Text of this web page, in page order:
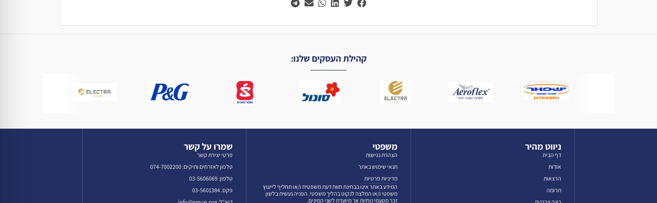
קהילת העסקים שלנו:
ניווט מהיר
דף הבית
אודות
הרצאות
תרומה
משפטי
הצהרת נגישות
תנאי שימוש באתר
מדיניות פרטיות
המידע באתר אינו בבחינת חוות דעת משפטית ו/או תחליף לייעוץ
משפטי ו/או המלצה לנקוט בהליך משפטי. הפניה נעשית בלשון
זכר מטעמי נוחיות אך מיועדת לשני המינים.
שמרו על קשר
פרטי יצירת קשר
טלפון לאזרחים ותיקים: 074-7002200
טלפון: 03-5606069
פקס. 03-5601384